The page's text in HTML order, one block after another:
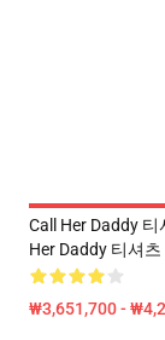
Call Her Daddy 티
Her Daddy 티셔츠
₩3,651,700 -